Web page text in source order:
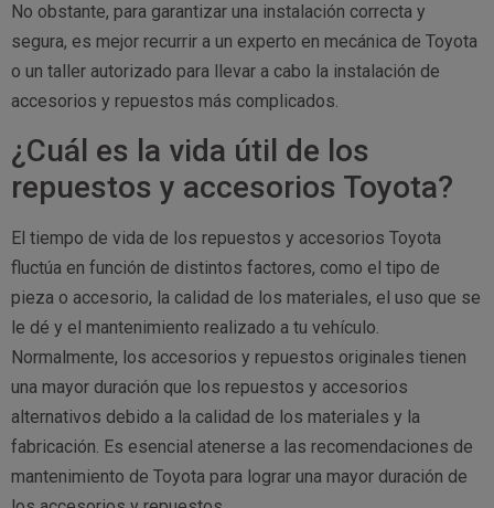
No obstante, para garantizar una instalación correcta y
segura, es mejor recurrir a un experto en mecánica de Toyota
o un taller autorizado para llevar a cabo la instalación de
accesorios y repuestos más complicados.
¿Cuál es la vida útil de los
repuestos y accesorios Toyota?
El tiempo de vida de los repuestos y accesorios Toyota
fluctúa en función de distintos factores, como el tipo de
pieza o accesorio, la calidad de los materiales, el uso que se
le dé y el mantenimiento realizado a tu vehículo.
Normalmente, los accesorios y repuestos originales tienen
una mayor duración que los repuestos y accesorios
alternativos debido a la calidad de los materiales y la
fabricación. Es esencial atenerse a las recomendaciones de
mantenimiento de Toyota para lograr una mayor duración de